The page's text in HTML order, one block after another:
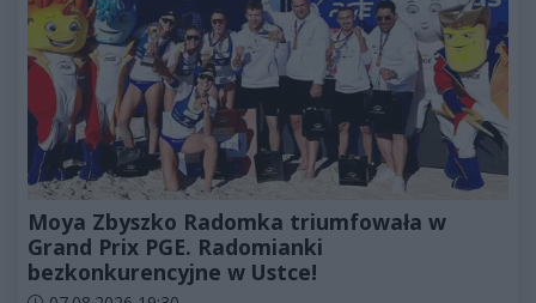
Moya Zbyszko Radomka triumfowała w
Grand Prix PGE. Radomianki
bezkonkurencyjne w Ustce!